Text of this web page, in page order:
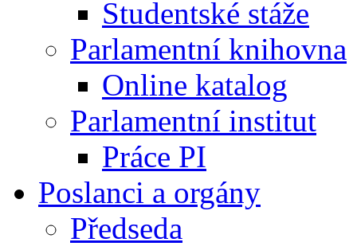
Studentské stáže
Parlamentní knihovna
Online katalog
Parlamentní institut
Práce PI
Poslanci a orgány
Předseda